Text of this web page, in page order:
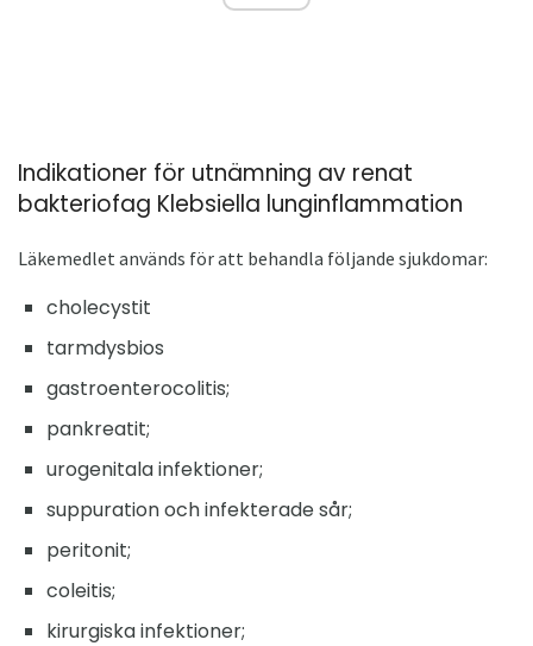
Indikationer för utnämning av renat
bakteriofag Klebsiella lunginflammation
Läkemedlet används för att behandla följande sjukdomar:
cholecystit
tarmdysbios
gastroenterocolitis;
pankreatit;
urogenitala infektioner;
suppuration och infekterade sår;
peritonit;
coleitis;
kirurgiska infektioner;